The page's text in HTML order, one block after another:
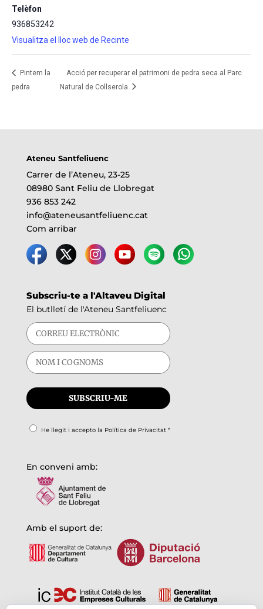
Telèfon
936853242
Visualitza el lloc web de Recinte
Pintem la
pedra
Acció per recuperar el patrimoni de pedra seca al Parc
Natural de Collserola
Ateneu Santfeliuenc
Carrer de l’Ateneu, 23-25
08980 Sant Feliu de Llobregat
936 853 242
info@ateneusantfeliuenc.cat
Com arribar
Subscriu-te a l'Altaveu Digital
El butlletí de l'Ateneu Santfeliuenc
He llegit i accepto la Política de Privacitat*
En conveni amb:
Amb el suport de: